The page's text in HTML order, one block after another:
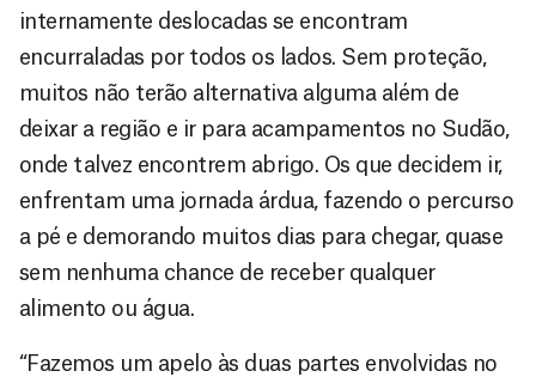
internamente deslocadas se encontram
encurraladas por todos os lados. Sem proteção,
muitos não terão alternativa alguma além de
deixar a região e ir para acampamentos no Sudão,
onde talvez encontrem abrigo. Os que decidem ir,
enfrentam uma jornada árdua, fazendo o percurso
a pé e demorando muitos dias para chegar, quase
sem nenhuma chance de receber qualquer
alimento ou água.
“Fazemos um apelo às duas partes envolvidas no